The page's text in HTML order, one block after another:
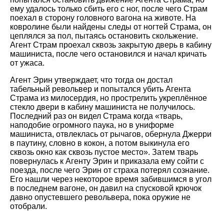
ему удалось только сбить его с ног, после чего Страм
поехал в сторону головного вагона на животе. На
ковролине были найдены следы от ногтей Страма, он
цеплялся за пол, пытаясь остановить скольжение.
Агент Страм проехал сквозь закрытую дверь в кабину
машиниста, после чего остановился и начал кричать
от ужаса.
Агент Эрин утверждает, что тогда он достал
табельный револьвер и попытался убить Агента
Страма из милосердия, но прострелить укреплённое
стекло двери в кабину машиниста не получилось.
Последний раз он видел Страма когда «тварь,
наподобие огромного паука, но в униформе
машиниста, отвлеклась от рычагов, обернула Джерри
в паутину, словно в кокон, а потом выкинула его
сквозь окно как сквозь пустое место». Затем тварь
повернулась к Агенту Эрин и приказала ему сойти с
поезда, после чего Эрин от страха потерял сознание.
Его нашли через некоторое время забившимся в угол
в последнем вагоне, он давил на спусковой крючок
давно опустевшего револьвера, пока оружие не
отобрали.